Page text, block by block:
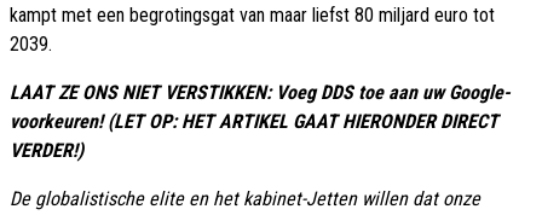
kampt met een begrotingsgat van maar liefst 80 miljard euro tot
2039.
LAAT ZE ONS NIET VERSTIKKEN: Voeg DDS toe aan uw Google-
voorkeuren! (LET OP: HET ARTIKEL GAAT HIERONDER DIRECT
VERDER!)
De globalistische elite en het kabinet-Jetten willen dat onze